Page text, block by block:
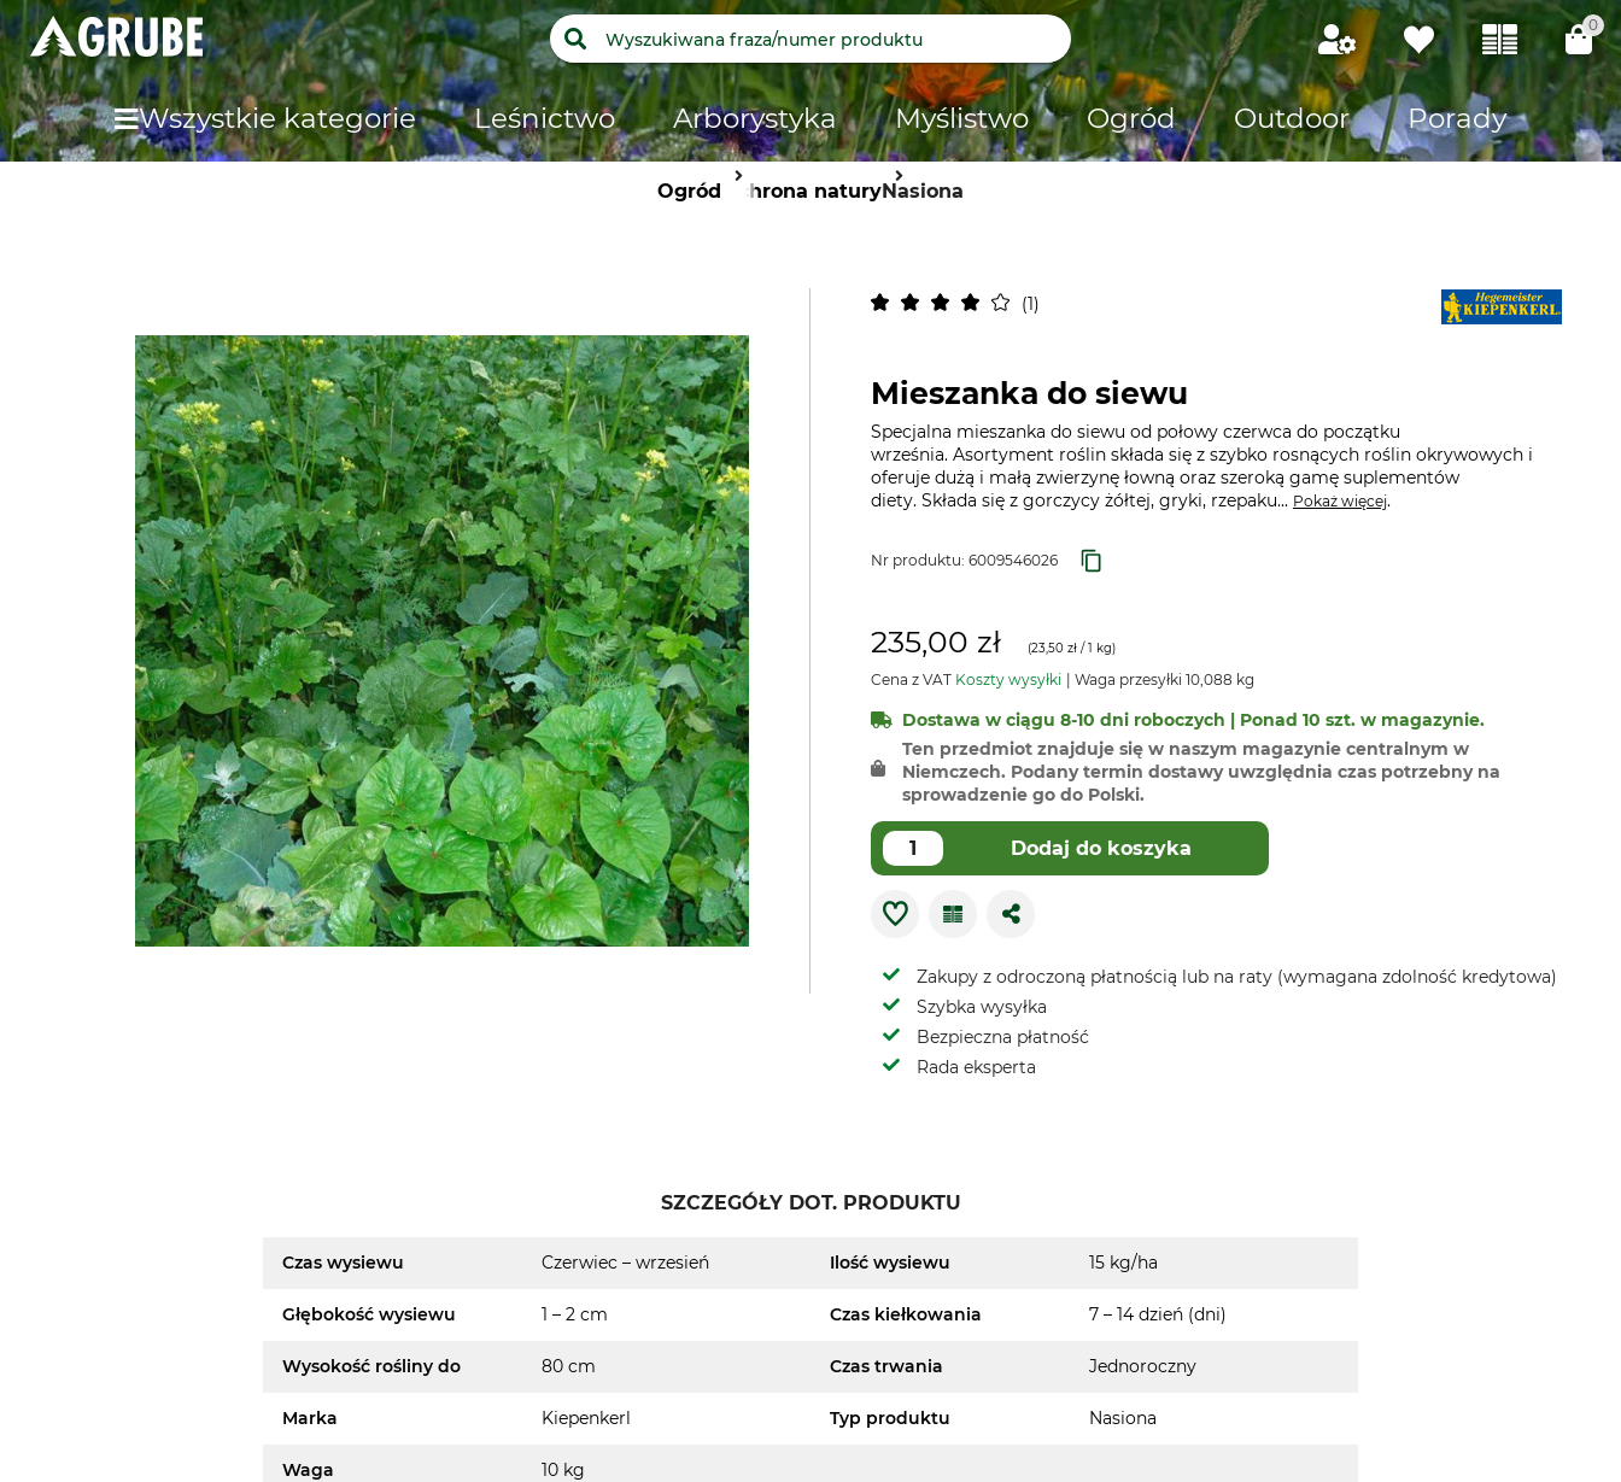
0
Wszystkie kategorie Leśnictwo Arborystyka Myślistwo Ogród Outdoor Porady
Ogród Ochrona naturyNasiona
1
Mieszanka do siewu
Specjalna mieszanka do siewu od połowy czerwca do początku
września. Asortyment roślin składa się z szybko rosnących roślin okrywowych i
oferuje dużą i małą zwierzynę łowną oraz szeroką gamę suplementów
diety. Składa się z gorczycy żółtej, gryki, rzepaku... Pokaż więcej.
Nr produktu: 6009546026
235,00 zł (23,50 zł / 1 kg)
Cena z VAT Koszty wysyłki Waga przesyłki 10,088 kg
Dostawa w ciągu 8-10 dni roboczych | Ponad 10 szt. w magazynie.
Ten przedmiot znajduje się w naszym magazynie centralnym w
Niemczech. Podany termin dostawy uwzględnia czas potrzebny na
sprowadzenie go do Polski.
Dodaj do koszyka
Zakupy z odroczoną płatnością lub na raty (wymagana zdolność kredytowa)
Szybka wysyłka
Bezpieczna płatność
Rada eksperta
SZCZEGÓŁY DOT. PRODUKTU
Czas wysiewu Czerwiec – wrzesień Ilość wysiewu 15 kg/ha
Głębokość wysiewu 1 – 2 cm Czas kiełkowania 7 – 14 dzień (dni)
Wysokość rośliny do 80 cm Czas trwania Jednoroczny
Marka Kiepenkerl Typ produktu Nasiona
Waga 10 kg